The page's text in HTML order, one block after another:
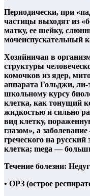
Периодически, при
частицы выходят из
матку, ее шейку,
мочеиспускательный
Хозяйничая в
структуры
комочков из ядер,
аппарата Гольджи,
школьному курсу
клетка, как тонущий
жидкостью и сильно
вид клетку,
глазом», а
греческого на
клетка; mega —
Течение болезни:
• ОРЗ (острое